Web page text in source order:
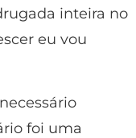
inteira no
eu vou
foi uma